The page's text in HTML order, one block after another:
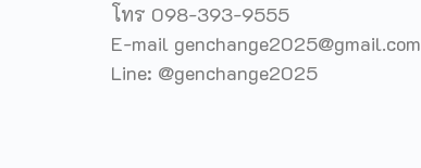
โทร 098-393-9555
E-mail genchange2025@gmail.com
Line: @genchange2025